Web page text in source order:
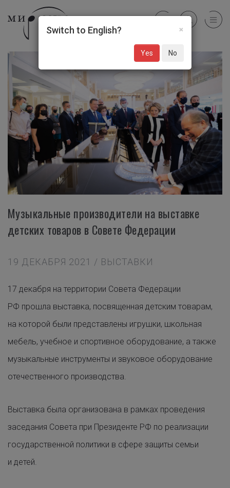
Музыкальные производители на выставке
детских товаров в Совете Федерации
19 ДЕКАБРЯ 2021 / ВЫСТАВКИ
17 декабря на территории Совета Федерации
РФ прошла выставка, посвященная детским товарам,
на которой были представлены игрушки, школьная
мебель, учебное и спортивное оборудование, а также
музыкальные инструменты и звуковое оборудование
отечественного производства.
Выставка была организована в рамках проведения
заседания Совета при Президенте РФ по реализации
государственной политики в сфере защиты семьи
и детей.
×
Switch to English?
Yes No